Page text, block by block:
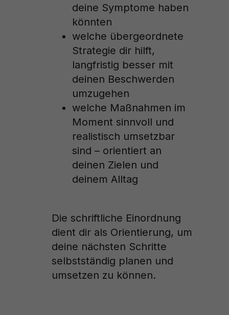
deine Symptome haben
könnten
welche übergeordnete
Strategie dir hilft,
langfristig besser mit
deinen Beschwerden
umzugehen
welche Maßnahmen im
Moment sinnvoll und
realistisch umsetzbar
sind – orientiert an
deinen Zielen und
deinem Alltag
Die schriftliche Einordnung
dient dir als Orientierung, um
deine nächsten Schritte
selbstständig planen und
umsetzen zu können.